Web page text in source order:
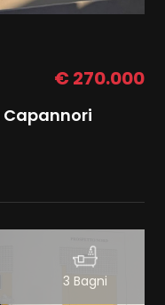
€ 270.000
3 Bagni